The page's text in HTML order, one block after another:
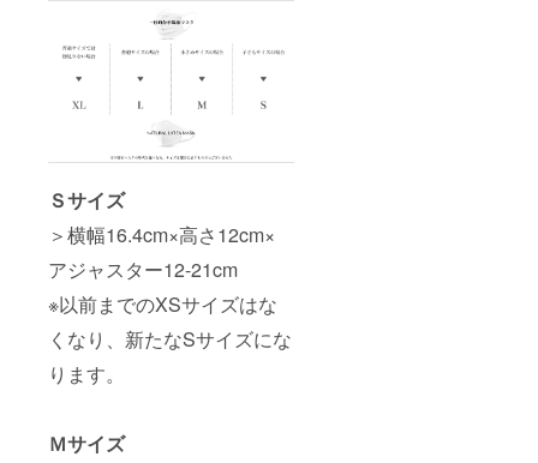
Ｓサイズ
＞横幅16.4cm×高さ12cm×
アジャスター12-21cm
※以前までのXSサイズはな
くなり、新たなSサイズにな
ります。
Ｍサイズ